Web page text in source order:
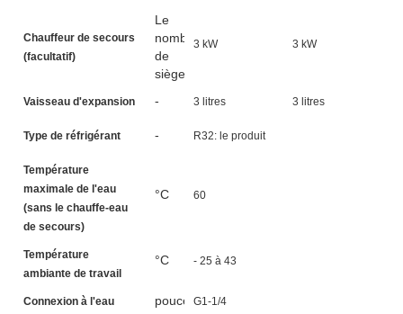
Chauffeur de secours
(facultatif)
Le
nombre
de
sièges
3 kW 3 kW
Vaisseau d'expansion - 3 litres 3 litres
Type de réfrigérant - R32: le produit
Température
maximale de l'eau
(sans le chauffe-eau
de secours)
°C 60
Température
ambiante de travail
°C - 25 à 43
Connexion à l'eau poucesG1-1/4